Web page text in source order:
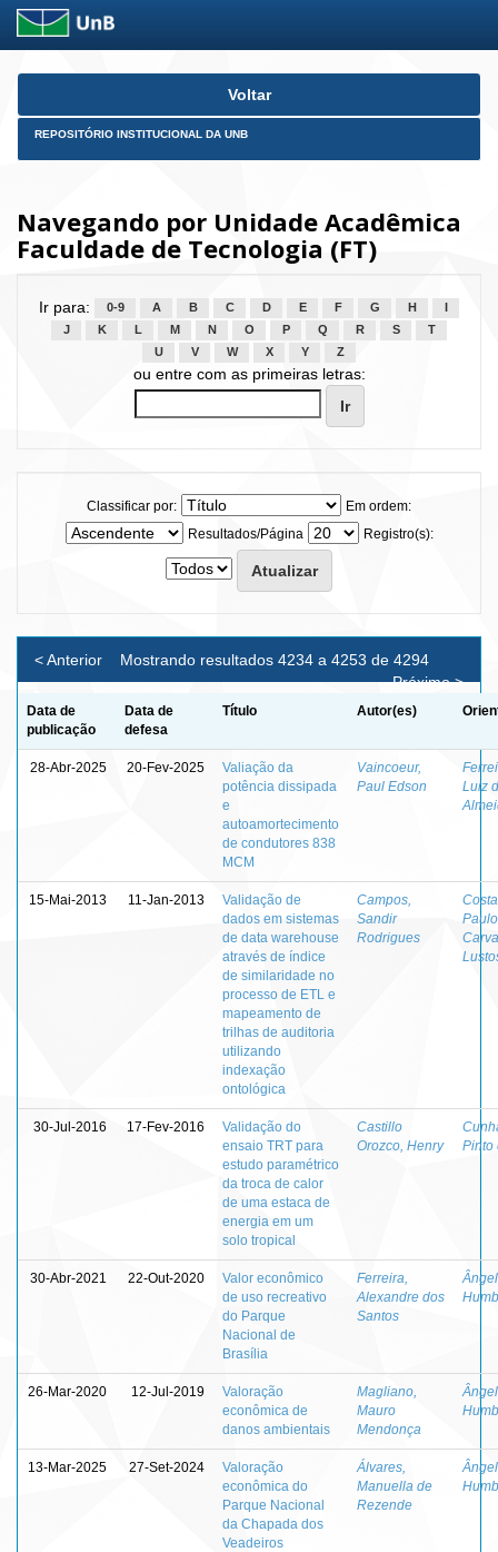
Skip
Voltar
REPOSITÓRIO INSTITUCIONAL DA UNB
Navegando por Unidade Acadêmica
Faculdade de Tecnologia (FT)
Ir para: 0-9 A B C D E F G H
J
K L M N O P Q R S
T
U
V W X Y Z
ou entre com as primeiras letras:
Classificar por:
Em ordem:
Resultados/Página
Registro(s):
Mostrando resultados 4234 a 4253 de 4294
< Anterior
Próximo >
Data de
publicação
Data de
defesa
Título Autor(es)
28-Abr-2025 20-Fev-2025
Valiação da
potência dissipada
e
autoamortecimento
de condutores 838
MCM
Vaincoeur,
Paul Edson
Luiz
15-Mai-2013 11-Jan-2013
Validação de
dados em sistemas
de data warehouse
através de índice
de similaridade no
processo de ETL e
mapeamento de
trilhas de auditoria
utilizando
indexação
ontológica
Campos,
Sandir
Rodrigues
Paulo
30-Jul-2016 17-Fev-2016
Validação do
ensaio TRT para
estudo paramétrico
da troca de calor
de uma estaca de
energia em um
solo tropical
Castillo
Orozco, Henry
Pinto
30-Abr-2021 22-Out-2020
Valor econômico
de uso recreativo
do Parque
Nacional de
Brasília
Ferreira,
Alexandre dos
Santos
26-Mar-2020 12-Jul-2019
Valoração
econômica de
danos ambientais
Magliano,
Mauro
Mendonça
13-Mar-2025 27-Set-2024
Valoração
econômica do
Parque Nacional
da Chapada dos
Veadeiros
Álvares,
Manuella de
Rezende